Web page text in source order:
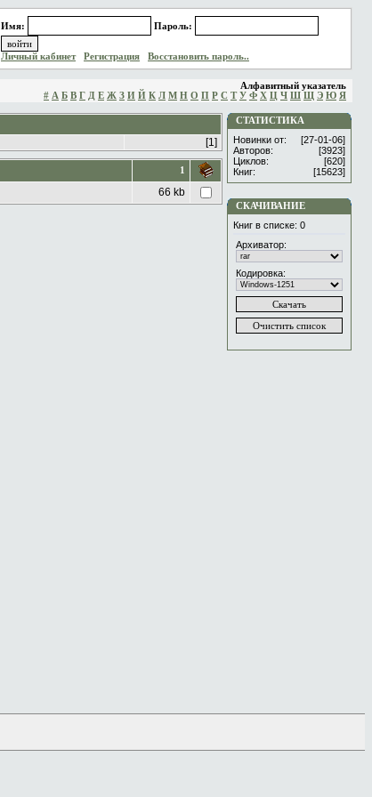
Имя: Пароль:
Личный кабинет Регистрация Восстановить пароль..
Алфавитный указатель
# А Б В Г Д Е Ж З И Й К Л М Н О П Р С Т У Ф Х Ц Ч Ш Щ Э Ю Я
[1]
1
66 kb
СТАТИСТИКА
Новинки от:
[27-01-06]
Авторов:
[3923]
Циклов:
[620]
Книг:
[15623]
СКАЧИВАНИЕ
Книг в списке: 0
Архиватор:
Кодировка: